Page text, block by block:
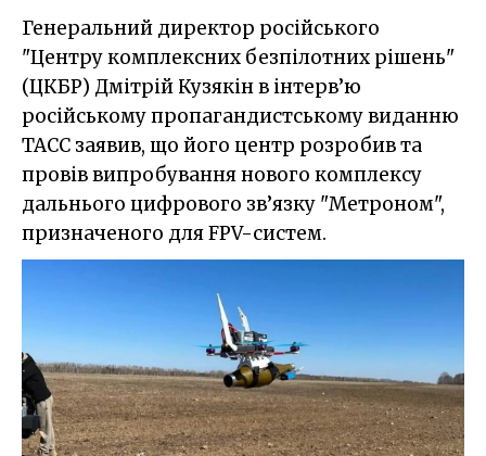
Генеральний директор російського
"Центру комплексних безпілотних рішень"
(ЦКБР) Дмітрій Кузякін в інтерв’ю
російському пропагандистському виданню
ТАСС заявив, що його центр розробив та
провів випробування нового комплексу
дальнього цифрового зв’язку "Метроном",
призначеного для FPV-систем.